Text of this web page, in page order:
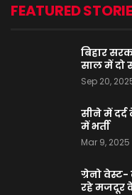
FEATURED
बिहार
साल में दो
Sep 20,
सीने में
में भर्ती
Mar 9, 2025
ग्रेनो
रहे मजदूर